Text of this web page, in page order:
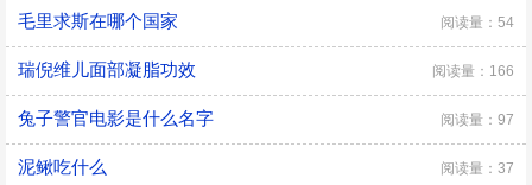
毛里求斯在哪个国家 阅读量：54
瑞倪维儿面部凝脂功效 阅读量：166
兔子警官电影是什么名字 阅读量：97
泥鳅吃什么 阅读量：37